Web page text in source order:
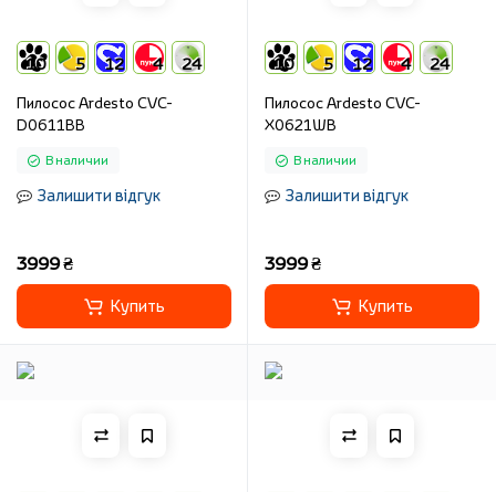
10 5 12 4 24
Пилосос Ardesto CVC-
D0611BB
В наличии
Залишити відгук
3999 ₴
Купить
10 5 12 4 24
Пилосос Ardesto CVC-
X0621WB
В наличии
Залишити відгук
3999 ₴
Купить